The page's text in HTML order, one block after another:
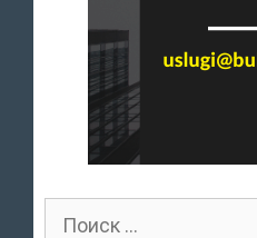
Поиск